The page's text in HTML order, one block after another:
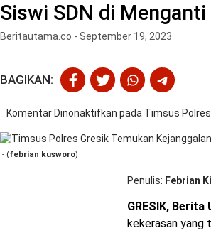
Siswi SDN di
Beritautama.co - September 19, 2023
BAGIKAN:
Komentar Dinonaktifkan pada Timsus
- (febrian kusworo)
Penulis Febrian
GRESIK, Berita
kekerasan yang